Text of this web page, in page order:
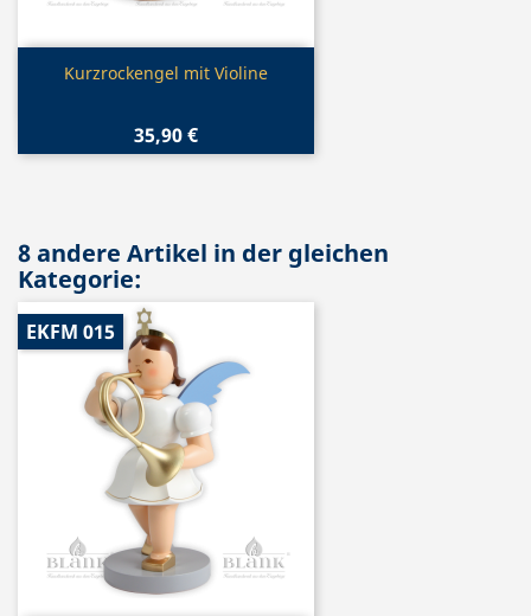
Vorschau
Kurzrockengel mit Violine
35,90 €
8 andere Artikel in der gleichen
Kategorie:
EKFM 015